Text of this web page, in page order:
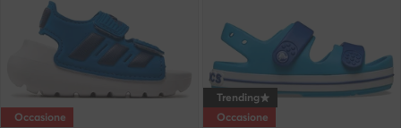
Occasione
Trending
Occasione